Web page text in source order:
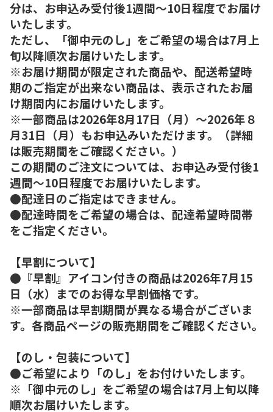
分は、お申込み受付後1週間～10日程度でお届け
いたします。
ただし、「御中元のし」をご希望の場合は7月上
旬以降順次お届けいたします。
※お届け期間が限定された商品や、配送希望時
期のご指定が出来ない商品は、表示されたお届
け期間内にお届けいたします。
※一部商品は2026年8月17日（月）～2026年８
月31日（月）もお申込みいただけます。（詳細
は販売期間をご確認ください。）
この期間のご注文については、お申込み受付後1
週間～10日程度でお届けいたします。
●配達日のご指定はできません。
●配達時間をご希望の場合は、配達希望時間帯
をご指定ください。
【早割について】
●『早割』アイコン付きの商品は2026年7月15
日（水）までのお得な早割価格です。
※一部商品は早割期間が異なる場合がございま
す。各商品ページの販売期間をご確認ください。
【のし・包装について】
●ご希望により「のし」をお付けいたします。
※「御中元のし」をご希望の場合は7月上旬以降
順次お届けいたします。